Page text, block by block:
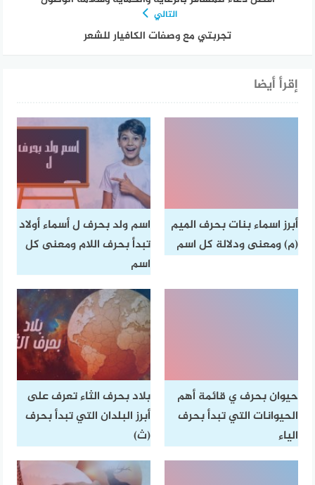
التالي
تجربتي مع وصفات الكافيار للشعر
إقرأ أيضا
أبرز اسماء بنات بحرف الميم
(م) ومعنى ودلالة كل اسم
اسم ولد بحرف ل أسماء أولاد
تبدأ بحرف اللام ومعنى كل
اسم
حيوان بحرف ي قائمة أهم
الحيوانات التي تبدأ بحرف
الياء
بلاد بحرف الثاء تعرف على
أبرز البلدان التي تبدأ بحرف
(ث)